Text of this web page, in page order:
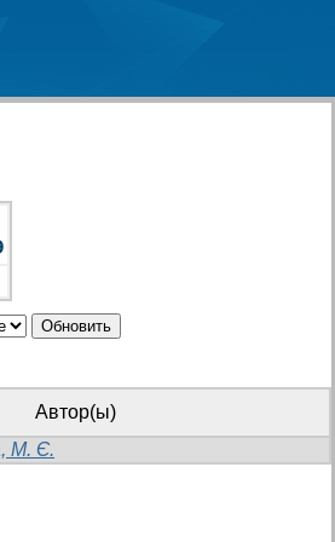
Автор(ы)
М. Є.